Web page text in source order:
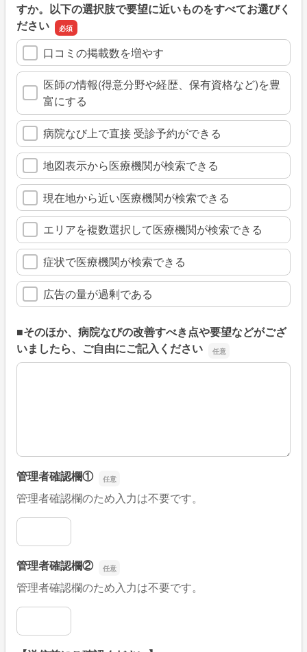
すか。以下の選択肢で要望に近いものをすべてお選びく
ださい
口コミの掲載数を増やす
医師の情報(得意分野や経歴、保有資格など)を豊
富にする
病院なび上で直接 受診予約ができる
地図表示から医療機関が検索できる
現在地から近い医療機関が検索できる
エリアを複数選択して医療機関が検索できる
症状で医療機関が検索できる
広告の量が過剰である
■そのほか、病院なびの改善すべき点や要望などがござ
いましたら、ご自由にご記入ください
■そのほか、病院なびの改善すべき点や要望などがござい
管理者確認欄①
管理者確認欄のため入力は不要です。
管理者確認欄①
管理者確認欄②
管理者確認欄のため入力は不要です。
管理者確認欄②